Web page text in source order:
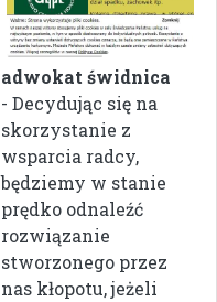
adwokat świdnica
- Decydując się na
skorzystanie z
wsparcia radcy,
będziemy w stanie
prędko odnaleźć
rozwiązanie
stworzonego przez
nas kłopotu, jeżeli